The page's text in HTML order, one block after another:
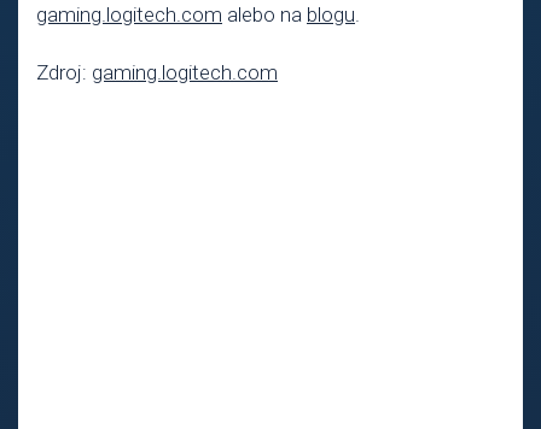
gaming.logitech.com alebo na blogu.
Zdroj: gaming.logitech.com